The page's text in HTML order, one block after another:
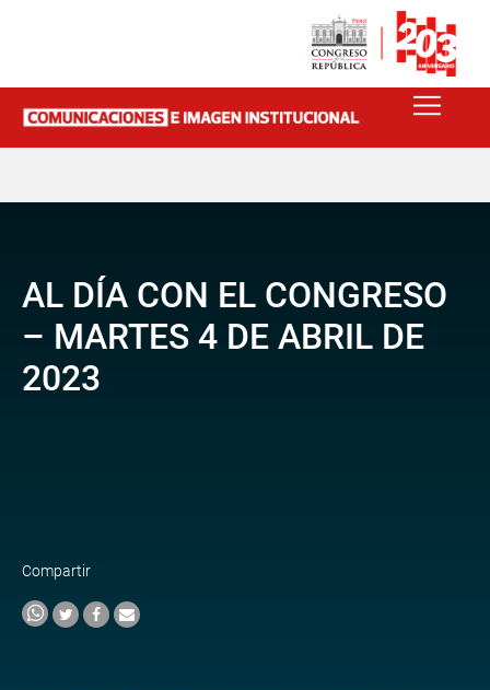
AL DÍA CON EL CONGRESO
– MARTES 4 DE ABRIL DE
2023
Compartir